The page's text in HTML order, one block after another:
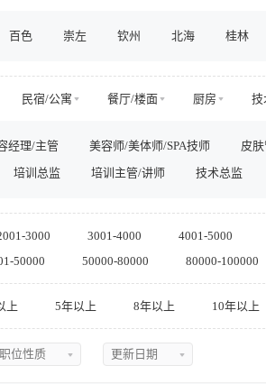
澳门 国外
百色 崇左 钦州 北海 桂林
民宿/公寓 餐厅/楼面 厨房 技
地产销售/中介 房地产工程 高层管理
法务/咨询 IT/电脑 工程/维修
经理/主管 美容师/美体师/SPA技师 皮
培训总监 培训主管/讲师 技术总监
3000 3001-4000 4001-5000
50000 50000-80000 80000-100000
上 5年以上 8年以上 10年以上
职位性质 更新日期